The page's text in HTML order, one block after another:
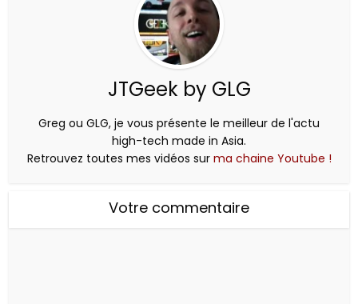
JTGeek by GLG
Greg ou GLG, je vous présente le meilleur de l'actu
high-tech made in Asia.
Retrouvez toutes mes vidéos sur ma chaine Youtube !
Votre commentaire